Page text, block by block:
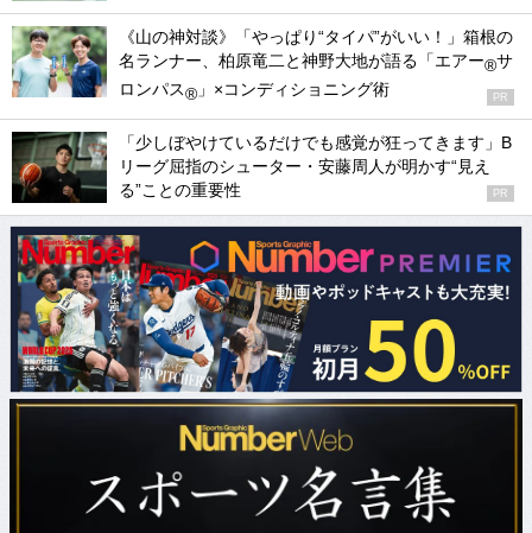
《山の神対談》「やっぱり“タイパ”がいい！」箱根の
名ランナー、柏原竜二と神野大地が語る「エアー®サ
ロンパス® 」×コンディショニング術 PR
「少しぼやけているだけでも感覚が狂ってきます」B
リーグ屈指のシューター・安藤周人が明かす“見え
る”ことの重要性
PR